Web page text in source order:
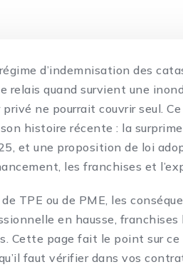
d’indemnisation des
relais quand survient une
privé ne pourrait couvrir seul.
histoire récente : la
et une proposition de loi
les franchises et
TPE ou de PME, les
en hausse, franchises
Cette page fait le point sur ce
faut vérifier dans vos